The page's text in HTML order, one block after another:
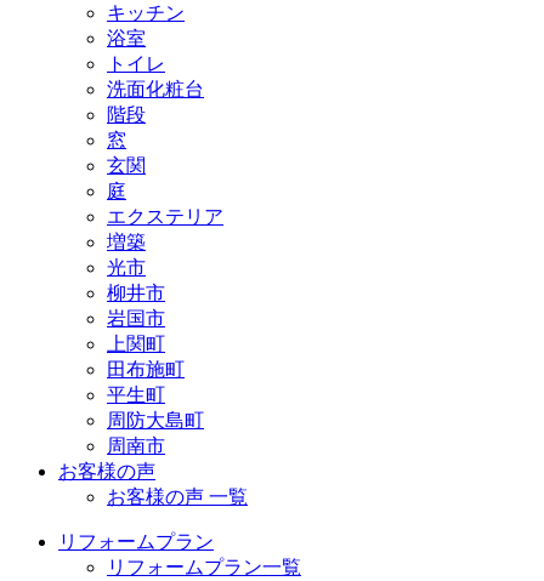
キッチン
浴室
トイレ
洗面化粧台
階段
窓
玄関
庭
エクステリア
増築
光市
柳井市
岩国市
上関町
田布施町
平生町
周防大島町
周南市
お客様の声
お客様の声 一覧
リフォームプラン
リフォームプラン一覧